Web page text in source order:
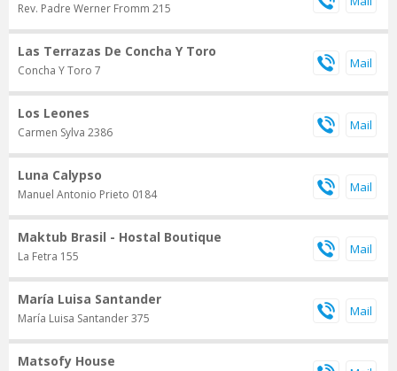
Rev. Padre Werner Fromm 215
Las Terrazas De Concha Y Toro
Concha Y Toro 7
Los Leones
Carmen Sylva 2386
Luna Calypso
Manuel Antonio Prieto 0184
Maktub Brasil - Hostal Boutique
La Fetra 155
María Luisa Santander
María Luisa Santander 375
Matsofy House